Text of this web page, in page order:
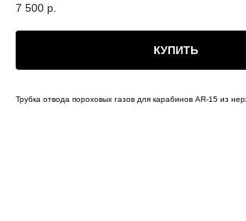
7 500 р.
КУПИТЬ
Трубка отвода пороховых газов для карабинов AR-15 из